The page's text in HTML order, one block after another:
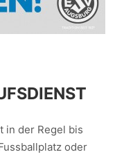
in der Regel bis
oder